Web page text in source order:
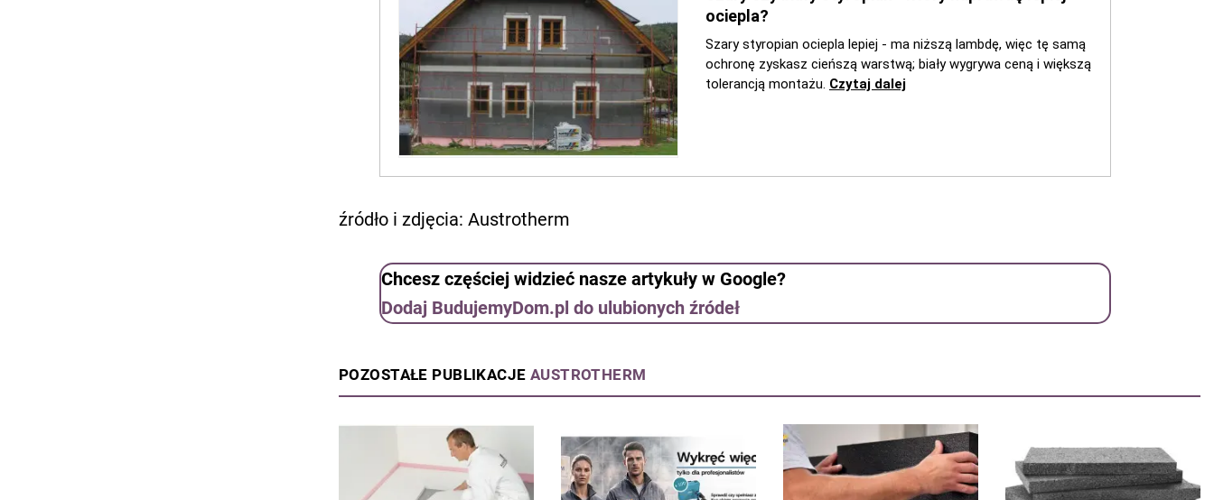
źródło i zdjęcia: Austrotherm
Chcesz częściej widzieć nasze artykuły w Google?
Dodaj BudujemyDom.pl do ulubionych źródeł
POZOSTAŁE PUBLIKACJE AUSTROTHERM